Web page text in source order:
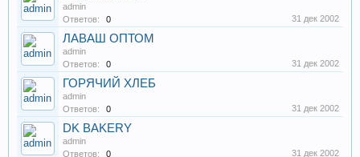
admin
Ответов:
0 31 дек 2002
ЛАВАШ ОПТОМ
admin
Ответов:
0 31 дек 2002
ГОРЯЧИЙ ХЛЕБ
admin
Ответов:
0 31 дек 2002
DK BAKERY
admin
Ответов:
0 31 дек 2002